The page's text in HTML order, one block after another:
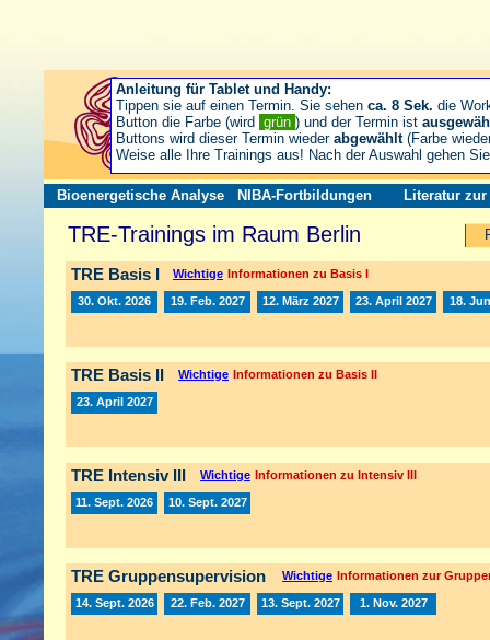
Bioenergetische Analyse NIBA-Fortbildungen Literatur zur
TRE-Trainings im Raum Berlin
TRE Basis I Wichtige Informationen zu Basis I
30. Okt. 2026 19. Feb. 2027 12. März 2027 23. April 2027 18.
TRE Basis II Wichtige Informationen zu Basis II
23. April 2027
TRE Intensiv III Wichtige Informationen zu Intensiv III
11. Sept. 2026 10. Sept. 2027
TRE Gruppensupervision Wichtige Informationen zur
14. Sept. 2026 22. Feb. 2027 13. Sept. 2027 1. Nov. 2027
Anleitung für Tablet und Handy:
Tippen sie auf einen Termin. Sie sehen ca. 8 Sek. die
Button die Farbe (wird grün ) und der Termin ist
Buttons wird dieser Termin wieder abgewählt(Farbe
Weise alle Ihre Trainings aus! Nach der Auswahl gehen